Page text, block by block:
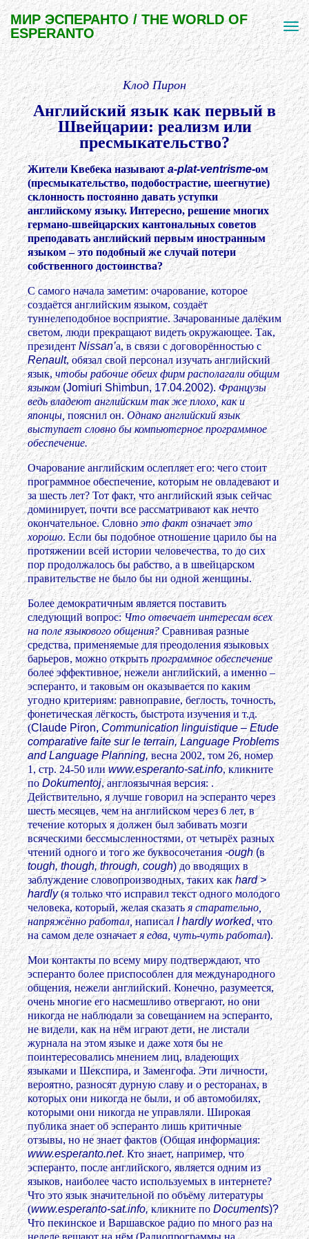
МИР ЭСПЕРАНТО / THE WORLD OF
ESPERANTO
Клод Пирон
Английский язык как первый в
Швейцарии: реализм или
пресмыкательство?
Жители Квебека называютa-plat-ventrisme-ом
(пресмыкательство, подобострастие, шеегнутие)
склонность постоянно давать уступки
английскому языку. Интересно, решение многих
германо-швейцарских кантональных советов
преподавать английский первым иностранным
языком – это подобный же случай потери
собственного достоинства?
С самого начала заметим: очарование, которое
создаётся английским языком, создаёт
туннелеподобное восприятие. Зачарованные далёким
светом, люди прекращают видеть окружающее. Так,
президент Nissan’а, в связи с договорённостью с
Renault, обязал свой персонал изучать английский
язык, чтобы рабочие обеих фирм располагали общим
языком(Jomiuri Shimbun, 17.04.2002).Французы
ведь владеют английским так же плохо, как и
японцы,пояснил он.Однако английский язык
выступает словно бы компьютерное программное
обеспечение.
Очарование английским ослепляет его: чего стоит
программное обеспечение, которым не овладевают и
за шесть лет? Тот факт, что английский язык сейчас
доминирует, почти все рассматривают как нечто
окончательное. Словно это факт означаетэто
хорошо. Если бы подобное отношение царило бы на
протяжении всей истории человечества, то до сих
пор продолжалось бы рабство, а в швейцарском
правительстве не было бы ни одной женщины.
Более демократичным является поставить
следующий вопрос: Что отвечает интересам всех
на поле языкового общения? Сравнивая разные
средства, применяемые для преодоления языковых
барьеров, можно открытьпрограммное обеспечение
более эффективное, нежели английский, а именно –
эсперанто, и таковым он оказывается по каким
угодно критериям: равноправие, беглость, точность,
фонетическая лёгкость, быстрота изучения и т.д.
(Claude Piron,Communication linguistique – Etude
comparative faite sur le terrain, Language Problems
and Language Planning,весна 2002, том 26, номер
1, стр. 24-50 илиwww.esperanto-sat.info, кликните
поDokumentoj, англоязычная версия:.
Действительно, я лучше говорил на эсперанто через
шесть месяцев, чем на английском через 6 лет, в
течение которых я должен был забивать мозги
всяческими бессмысленностями, от четырёх разных
чтений одного и того же буквосочетания-ough(в
tough, though, through, cough)до вводящих в
заблуждение словопроизводных, таких как hard >
hardly(я только что исправил текст одного молодого
человека, который, желая сказатья старательно,
напряжённо работал,написалI hardly worked,что
на самом деле означаетя едва, чуть-чуть работал).
Мои контакты по всему миру подтверждают, что
эсперанто более приспособлен для международного
общения, нежели английский. Конечно, разумеется,
очень многие его насмешливо отвергают, но они
никогда не наблюдали за совещанием на эсперанто,
не видели, как на нём играют дети, не листали
журнала на этом языке и даже хотя бы не
поинтересовались мнением лиц, владеющих
языками и Шекспира, и Заменгофа. Эти личности,
вероятно, разносят дурную славу и о ресторанах, в
которых они никогда не были, и об автомобилях,
которыми они никогда не управляли. Широкая
публика знает об эсперанто лишь критичные
отзывы, но не знает фактов (Общая информация:
www.esperanto.net.Кто знает, например, что
эсперанто, после английского, является одним из
языков, наиболее часто используемых в интернете?
Что это язык значительной по объёму литературы
(www.esperanto-sat.info,кликните поDocuments)?
Что пекинское и Варшавское радио по много раз на
неделе вещают на нём (Радиопрограммы на